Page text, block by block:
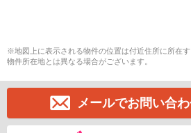
※地図上に表示される物件の位置は付近住所に所在
物件所在地とは異なる場合がございます。
メールでお問い合